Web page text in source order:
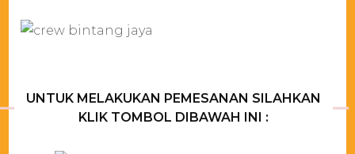
UNTUK MELAKUKAN PEMESANAN SILAHKAN
KLIK TOMBOL DIBAWAH INI :